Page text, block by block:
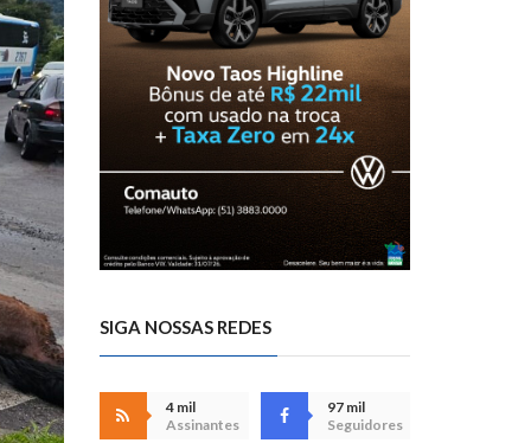
SIGA NOSSAS REDES
4 mil
Assinantes
97 mil
Seguidores